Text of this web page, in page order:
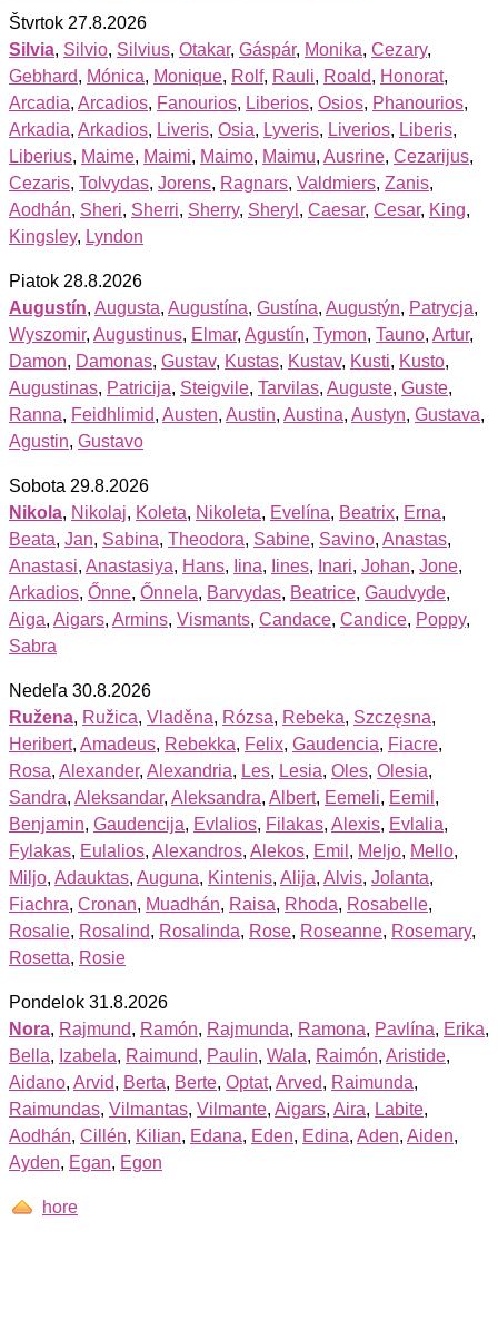
Štvrtok 27.8.2026
Silvia, Silvio, Silvius, Otakar, Gáspár, Monika, Cezary,
Gebhard, Mónica, Monique, Rolf, Rauli, Roald, Honorat,
Arcadia, Arcadios, Fanourios, Liberios, Osios, Phanourios,
Arkadia, Arkadios, Liveris, Osia, Lyveris, Liverios, Liberis,
Liberius, Maime, Maimi, Maimo, Maimu, Ausrine, Cezarijus,
Cezaris, Tolvydas, Jorens, Ragnars, Valdmiers, Zanis,
Aodhán, Sheri, Sherri, Sherry, Sheryl , Caesar, Cesar, King,
Kingsley, Lyndon
Piatok 28.8.2026
Augustín, Augusta, Augustína, Gustína, Augustýn, Patrycja,
Wyszomir, Augustinus, Elmar, Agustín, Tymon, Tauno, Artur,
Damon, Damonas, Gustav, Kustas, Kustav, Kusti, Kusto,
Augustinas, Patricija, Steigvile, Tarvilas, Auguste, Guste,
Ranna, Feidhlimid, Austen, Austin, Austina, Austyn, Gustava,
Agustin, Gustavo
Sobota 29.8.2026
Nikola, Nikolaj, Koleta, Nikoleta, Evelína, Beatrix, Erna,
Beata, Jan, Sabina, Theodora, Sabine, Savino, Anastas,
Anastasi, Anastasiya, Hans, Iina, Iines, Inari, Johan, Jone,
Arkadios, Őnne, Őnnela, Barvydas, Beatrice, Gaudvyde,
Aiga, Aigars, Armins, Vismants, Candace, Candice, Poppy,
Sabra
Nedeľa 30.8.2026
Ružena, Ružica, Vladěna, Rózsa, Rebeka, Szczęsna,
Heribert, Amadeus, Rebekka, Felix, Gaudencia, Fiacre,
Rosa, Alexander, Alexandria, Les, Lesia, Oles, Olesia,
Sandra, Aleksandar, Aleksandra, Albert, Eemeli, Eemil ,
Benjamin, Gaudencija, Evlalios, Filakas, Alexis, Evlalia,
Fylakas, Eulalios, Alexandros, Alekos, Emil , Meljo, Mello,
Miljo, Adauktas, Auguna, Kintenis, Alija, Alvis, Jolanta,
Fiachra, Cronan, Muadhán, Raisa, Rhoda, Rosabelle,
Rosalie, Rosalind, Rosalinda, Rose, Roseanne, Rosemary,
Rosetta, Rosie
Pondelok 31.8.2026
Nora, Rajmund, Ramón, Rajmunda, Ramona, Pavlína, Erika,
Bella, Izabela, Raimund, Paulin, Wala, Raimón, Aristide,
Aidano, Arvid, Berta, Berte, Optat, Arved, Raimunda,
Raimundas, Vilmantas, Vilmante, Aigars, Aira, Labite,
Aodhán, Cillén, Kilian, Edana, Eden, Edina, Aden, Aiden,
Ayden, Egan, Egon
hore